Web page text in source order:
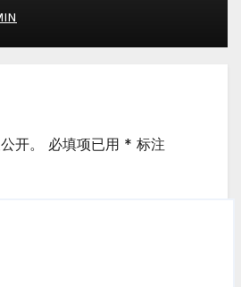
开。 必填项已用 * 标注